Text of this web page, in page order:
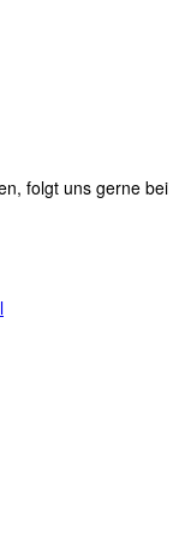
folgt uns gerne bei